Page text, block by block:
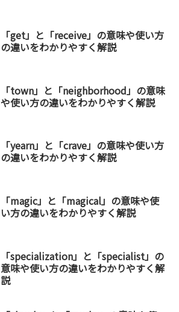
「get」と「receive」の意味や使い方
の違いをわかりやすく解説
「town」と「neighborhood」の意味
や使い方の違いをわかりやすく解説
「yearn」と「crave」の意味や使い方
の違いをわかりやすく解説
「magic」と「magical」の意味や使
い方の違いをわかりやすく解説
「specialization」と「specialist」の
意味や使い方の違いをわかりやすく解
説